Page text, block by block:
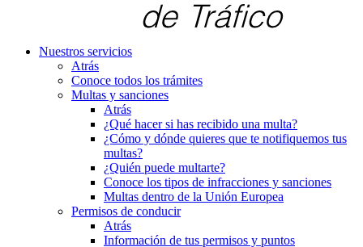
Nuestros servicios
Atrás
Conoce todos los trámites
Multas y sanciones
Atrás
¿Qué hacer si has recibido una multa?
¿Cómo y dónde quieres que te notifiquemos tus
multas?
¿Quién puede multarte?
Conoce los tipos de infracciones y sanciones
Multas dentro de la Unión Europea
Permisos de conducir
Atrás
Información de tus permisos y puntos